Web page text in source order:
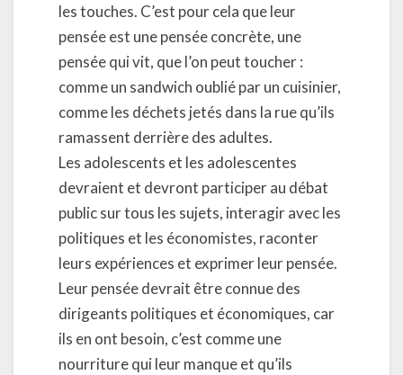
les touches. C’est pour cela que leur
pensée est une pensée concrète, une
pensée qui vit, que l’on peut toucher :
comme un sandwich oublié par un cuisinier,
comme les déchets jetés dans la rue qu’ils
ramassent derrière des adultes.
Les adolescents et les adolescentes
devraient et devront participer au débat
public sur tous les sujets, interagir avec les
politiques et les économistes, raconter
leurs expériences et exprimer leur pensée.
Leur pensée devrait être connue des
dirigeants politiques et économiques, car
ils en ont besoin, c’est comme une
nourriture qui leur manque et qu’ils